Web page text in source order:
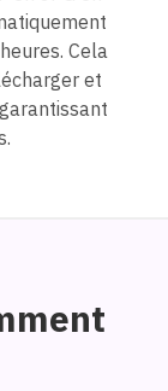
Cela
et